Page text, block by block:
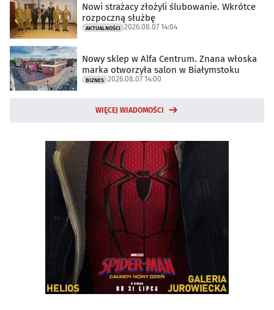
Nowi strażacy złożyli ślubowanie. Wkrótce
rozpoczną służbę
AKTUALNOŚCI 2026.08.07 14:04
Nowy sklep w Alfa Centrum. Znana włoska
marka otworzyła salon w Białymstoku
BIZNES 2026.08.07 14:00
WIĘCEJ WIADOMOŚCI